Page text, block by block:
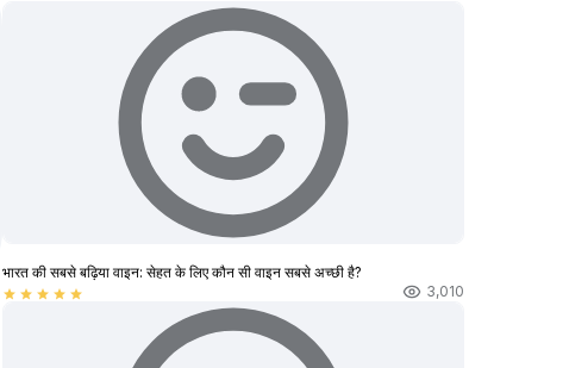
भारत की सबसे बढ़िया वाइन: सेहत के लिए कौन सी वाइन सबसे अच्छी है?
star star star star star 3,010